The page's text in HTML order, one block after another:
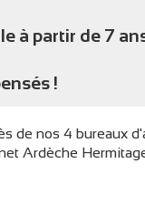
à partir de 7
!
de nos 4 bureaux
Ardèche